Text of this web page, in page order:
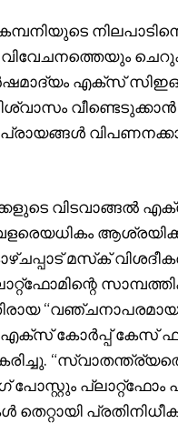
കമ്പനിയുടെ
എക്‌സ് സിഇഒ
വീണ്ടെടുക്കാൻ
വിടവാങ്ങൽ
മസ്‌ക്
എക്സ് കോർപ്പ്
പ്ലാറ്റ്ഫോം